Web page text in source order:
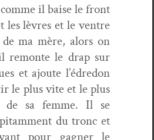
il baise le front
les lèvres et le ven­tre
ma mère, alors on
remonte le drap sur
et ajoute l’édredon
le plus vite et le plus
de sa femme. Il se
du tronc et
pour gag­n­er le